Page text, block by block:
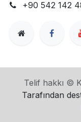
+90 542 142
Telif hakkı ©
Tarafından